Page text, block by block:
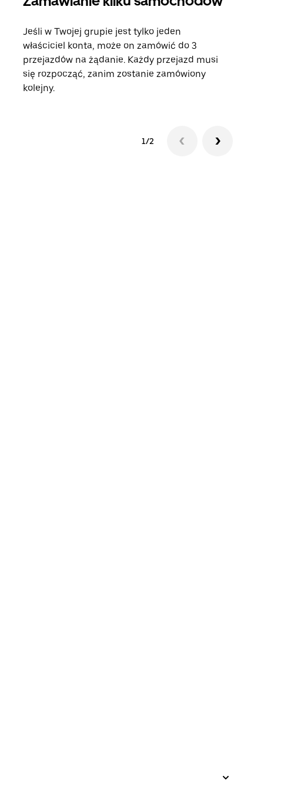
Jeśli w Twojej grupie jest tylko jeden
właściciel konta, może on zamówić do 3
przejazdów na żądanie. Każdy przejazd musi
się rozpocząć, zanim zostanie zamówiony
kolejny.
1/2